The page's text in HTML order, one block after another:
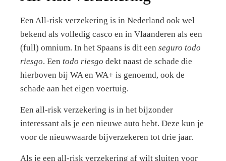
Een All-risk verzekering is in Nederland ook wel
bekend als volledig casco en in Vlaanderen als een
(full) omnium. In het Spaans is dit een seguro todo
riesgo. Een todo riesgo dekt naast de schade die
hierboven bij WA en WA+ is genoemd, ook de
schade aan het eigen voertuig.
Een all-risk verzekering is in het bijzonder
interessant als je een nieuwe auto hebt. Deze kun je
voor de nieuwwaarde bijverzekeren tot drie jaar.
Als je een all-risk verzekering af wilt sluiten voor